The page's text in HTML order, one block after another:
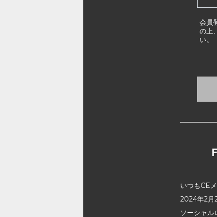
会員
の上
い。
いつもCE
2024年2月
ソーシャ